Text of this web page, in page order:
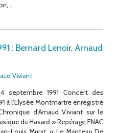
..
: Bernard Lenoir, Arnaud
Viviant
septembre 1991 Concert des
à l’Elysée Montmartre enregistré
d’Arnaud Viviant sur le
du Hasard » Repérage FNAC